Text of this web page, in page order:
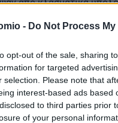
- Do Not Process
opt-out of the sale, sharing
for targeted
selection. Please note that
interest-based ads
to third parties prior
of your personal
από κλασματικά
άρθρο 2.3.13.2.2.2 του
υπόλοιπα) θα